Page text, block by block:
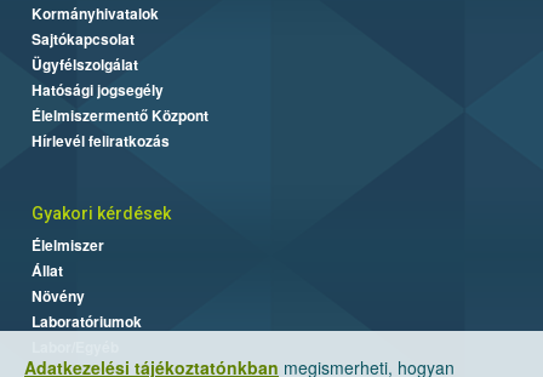
Adatkezelési tájékoztatónkban megismerheti, hogyan
Kormányhivatalok
Sajtókapcsolat
Ügyfélszolgálat
Hatósági jogsegély
Élelmiszermentő Központ
Hírlevél feliratkozás
Gyakori kérdések
Élelmiszer
Állat
Növény
Laboratóriumok